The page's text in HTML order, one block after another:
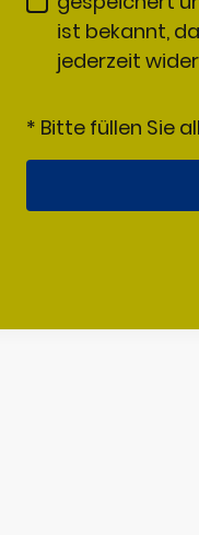
ist bekannt,
jederzeit
* Bitte füllen Sie